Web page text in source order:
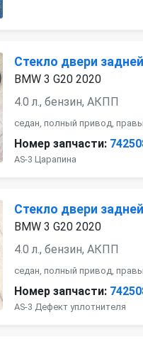
Стекло двери
BMW 3 G20 2020
4.0 л., бензин, АКПП
седан, полный привод,
Номер запчасти:
AS-3 Царапина
Стекло двери
BMW 3 G20 2020
4.0 л., бензин, АКПП
седан, полный привод,
Номер запчасти:
AS-3 Дефект уплотнителя